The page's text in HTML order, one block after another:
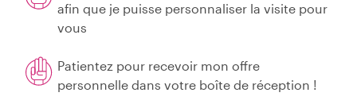
afin que je puisse personnaliser la visite pour
vous
Patientez pour recevoir mon offre
personnelle dans votre boîte de réception !